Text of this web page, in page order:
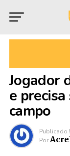
Jogador
e
campo
Publicado
Por